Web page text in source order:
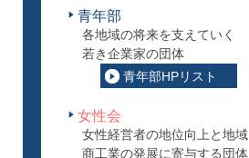
青年部
各地域の将来を支えていく
若き企業家の団体
青年部HPリスト
女性会
女性経営者の地位向上と地域
商工業の発展に寄与する団体